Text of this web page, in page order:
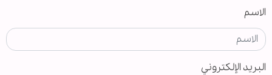
الاسم
البريد الإلكتروني